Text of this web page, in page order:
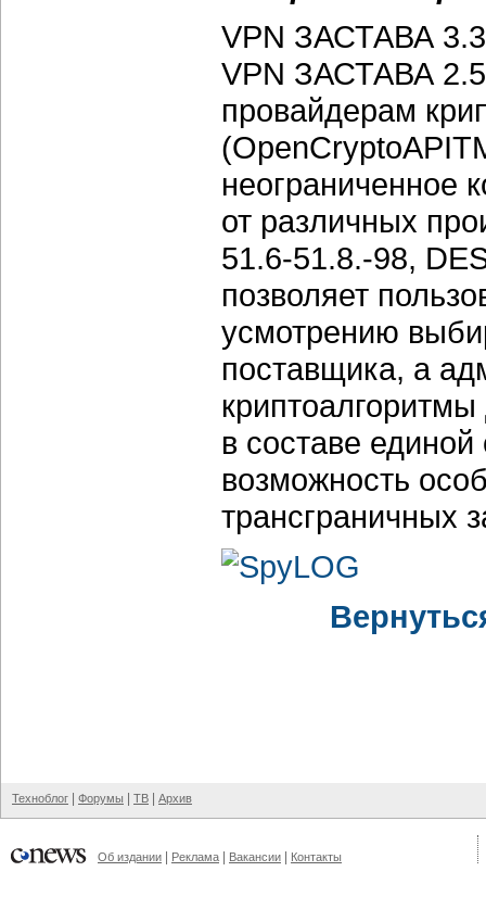
VPN ЗАСТАВА
VPN ЗАСТАВА
провайдерам
неограниченное
от различных
51.6-51.8.-98,
позволяет
усмотрению
поставщика, а
в составе
возможность
трансграничных
Техноблог Форумы ТВ Архив
Об издании Реклама Вакансии Контакты